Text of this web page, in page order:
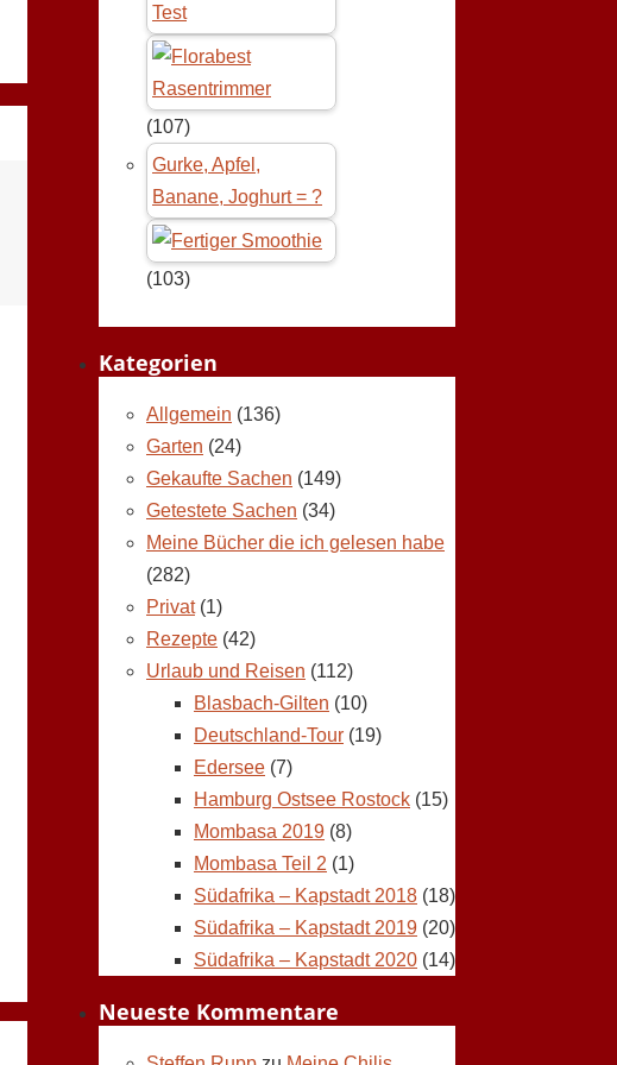
Test
(107)
Gurke, Apfel,
Banane, Joghurt = ?
(103)
Kategorien
Allgemein (136)
Garten (24)
Gekaufte Sachen (149)
Getestete Sachen (34)
Meine Bücher die ich gelesen habe
(282)
Privat(1)
Rezepte (42)
Urlaub und Reisen (112)
Blasbach-Gilten (10)
Deutschland-Tour (19)
Edersee (7)
Hamburg Ostsee Rostock (15)
Mombasa 2019 (8)
Mombasa Teil 2 (1)
Südafrika – Kapstadt 2018 (18)
Südafrika – Kapstadt 2019 (20)
Südafrika – Kapstadt 2020 (14)
Neueste Kommentare